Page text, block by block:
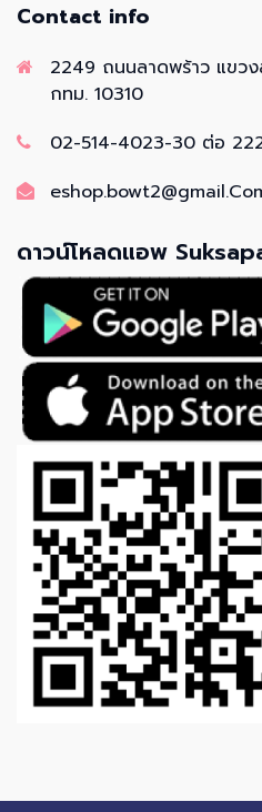
Contact info
2249 ถนนลาดพร้าว แขว
กทม. 10310
02-514-4023-30 ต่อ
ดาวน์โหลดแอพ